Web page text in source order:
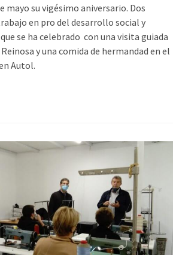
mayo su vigésimo aniversario. Dos
en pro del desarrollo social y
se ha celebrado con una visita guiada
y una comida de hermandad en el
Autol.